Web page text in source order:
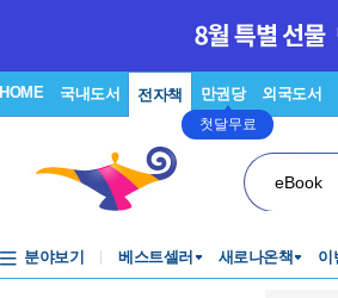
HOME 국내도서 전자책 만권당
첫달무료
외국도서
eBook
분야보기 베스트셀러 새로나온책 이